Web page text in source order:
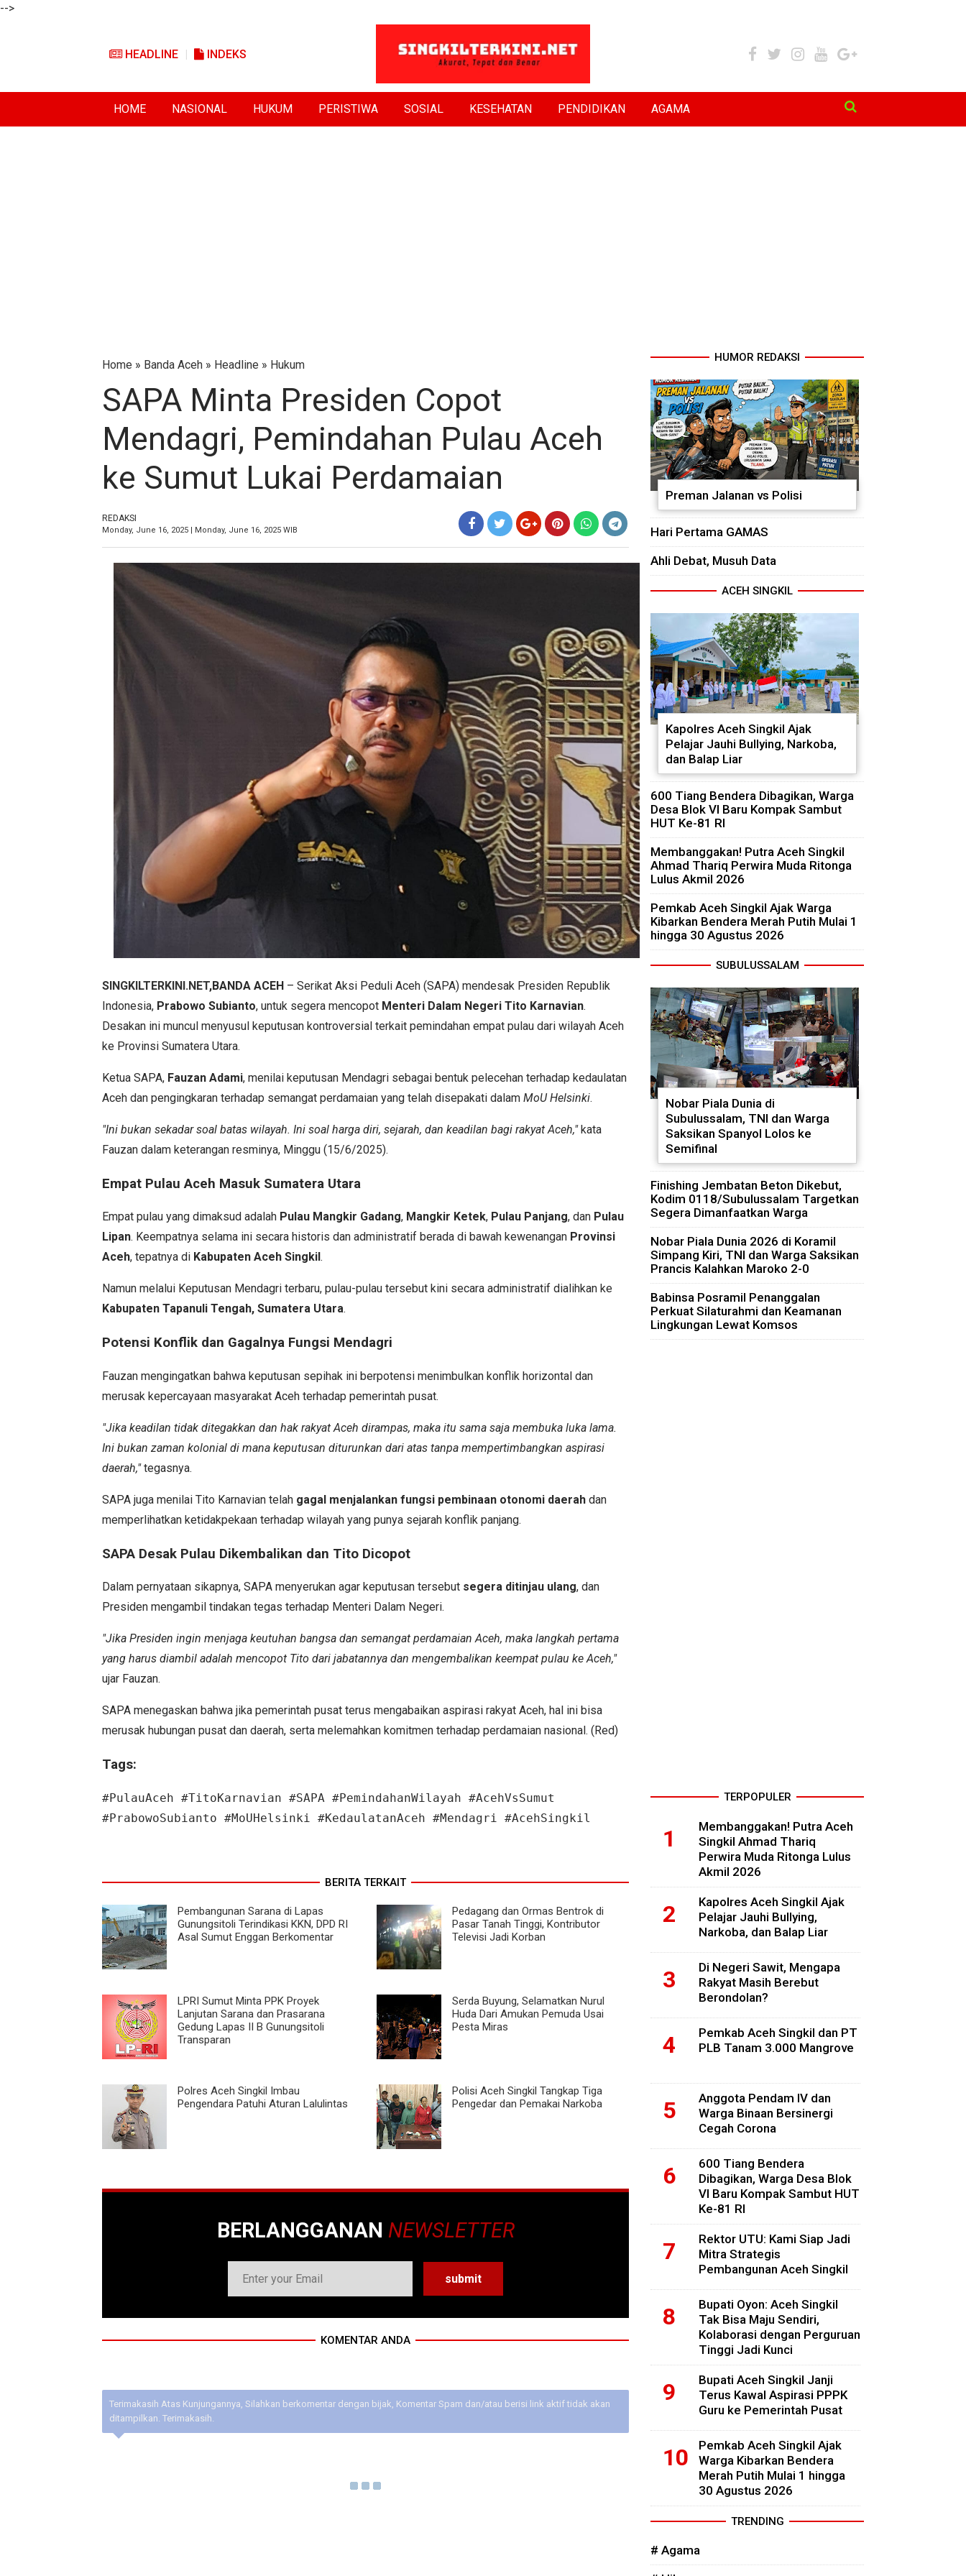
-->
HEADLINE INDEKS
HOME NASIONAL HUKUM PERISTIWA SOSIAL KESEHATAN PENDIDIKAN AGAMA
Home » Banda Aceh » ‎Headline » Hukum
SAPA Minta Presiden Copot
Mendagri, Pemindahan Pulau Aceh
ke Sumut Lukai Perdamaian
REDAKSI
Monday, June 16, 2025 | Monday, June 16, 2025 WIB
SINGKILTERKINI.NET,BANDA ACEH – Serikat Aksi Peduli Aceh (SAPA) mendesak Presiden Republik
Indonesia, Prabowo Subianto, untuk segera mencopot Menteri Dalam Negeri Tito Karnavian.
Desakan ini muncul menyusul keputusan kontroversial terkait pemindahan empat pulau dari wilayah Aceh
ke Provinsi Sumatera Utara.
Ketua SAPA, Fauzan Adami, menilai keputusan Mendagri sebagai bentuk pelecehan terhadap kedaulatan
Aceh dan pengingkaran terhadap semangat perdamaian yang telah disepakati dalam MoU Helsinki.
"Ini bukan sekadar soal batas wilayah. Ini soal harga diri, sejarah, dan keadilan bagi rakyat Aceh,"kata
Fauzan dalam keterangan resminya, Minggu (15/6/2025).
Empat Pulau Aceh Masuk Sumatera Utara
Empat pulau yang dimaksud adalah Pulau Mangkir Gadang, Mangkir Ketek, Pulau Panjang, dan Pulau
Lipan. Keempatnya selama ini secara historis dan administratif berada di bawah kewenangan Provinsi
Aceh, tepatnya di Kabupaten Aceh Singkil .
Namun melalui Keputusan Mendagri terbaru, pulau-pulau tersebut kini secara administratif dialihkan ke
Kabupaten Tapanuli Tengah, Sumatera Utara.
Potensi Konflik dan Gagalnya Fungsi Mendagri
Fauzan mengingatkan bahwa keputusan sepihak ini berpotensi menimbulkan konflik horizontal dan
merusak kepercayaan masyarakat Aceh terhadap pemerintah pusat.
"Jika keadilan tidak ditegakkan dan hak rakyat Aceh dirampas, maka itu sama saja membuka luka lama.
Ini bukan zaman kolonial di mana keputusan diturunkan dari atas tanpa mempertimbangkan aspirasi
daerah,"tegasnya.
SAPA juga menilai Tito Karnavian telah gagal menjalankan fungsi pembinaan otonomi daerah dan
memperlihatkan ketidakpekaan terhadap wilayah yang punya sejarah konflik panjang.
SAPA Desak Pulau Dikembalikan dan Tito Dicopot
Dalam pernyataan sikapnya, SAPA menyerukan agar keputusan tersebut segera ditinjau ulang, dan
Presiden mengambil tindakan tegas terhadap Menteri Dalam Negeri.
"Jika Presiden ingin menjaga keutuhan bangsa dan semangat perdamaian Aceh, maka langkah pertama
yang harus diambil adalah mencopot Tito dari jabatannya dan mengembalikan keempat pulau ke Aceh,"
ujar Fauzan.
SAPA menegaskan bahwa jika pemerintah pusat terus mengabaikan aspirasi rakyat Aceh, hal ini bisa
merusak hubungan pusat dan daerah, serta melemahkan komitmen terhadap perdamaian nasional. (Red)
Tags:
#PulauAceh #TitoKarnavian #SAPA #PemindahanWilayah #AcehVsSumut
#PrabowoSubianto #MoUHelsinki #KedaulatanAceh #Mendagri #AcehSingkil
BERITA TERKAIT
Pembangunan Sarana di Lapas
Gunungsitoli Terindikasi KKN, DPD RI
Asal Sumut Enggan Berkomentar
Pedagang dan Ormas Bentrok di
Pasar Tanah Tinggi, Kontributor
Televisi Jadi Korban
LPRI Sumut Minta PPK Proyek
Lanjutan Sarana dan Prasarana
Gedung Lapas II B Gunungsitoli
Transparan
Serda Buyung, Selamatkan Nurul
Huda Dari Amukan Pemuda Usai
Pesta Miras
Polres Aceh Singkil Imbau
Pengendara Patuhi Aturan Lalulintas
Polisi Aceh Singkil Tangkap Tiga
Pengedar dan Pemakai Narkoba
BERLANGGANAN NEWSLETTER
KOMENTAR ANDA
Terimakasih Atas Kunjungannya, Silahkan berkomentar dengan bijak, Komentar Spam dan/atau berisi link aktif tidak akan
ditampilkan. Terimakasih.
HUMOR REDAKSI
Preman Jalanan vs Polisi
Hari Pertama GAMAS
Ahli Debat, Musuh Data
ACEH SINGKIL
Kapolres Aceh Singkil Ajak
Pelajar Jauhi Bullying, Narkoba,
dan Balap Liar
600 Tiang Bendera Dibagikan, Warga
Desa Blok VI Baru Kompak Sambut
HUT Ke-81 RI
Membanggakan! Putra Aceh Singkil
Ahmad Thariq Perwira Muda Ritonga
Lulus Akmil 2026
Pemkab Aceh Singkil Ajak Warga
Kibarkan Bendera Merah Putih Mulai 1
hingga 30 Agustus 2026
SUBULUSSALAM
Nobar Piala Dunia di
Subulussalam, TNI dan Warga
Saksikan Spanyol Lolos ke
Semifinal
Finishing Jembatan Beton Dikebut,
Kodim 0118/Subulussalam Targetkan
Segera Dimanfaatkan Warga
Nobar Piala Dunia 2026 di Koramil
Simpang Kiri, TNI dan Warga Saksikan
Prancis Kalahkan Maroko 2-0
Babinsa Posramil Penanggalan
Perkuat Silaturahmi dan Keamanan
Lingkungan Lewat Komsos
TERPOPULER
Membanggakan! Putra Aceh
Singkil Ahmad Thariq
Perwira Muda Ritonga Lulus
Akmil 2026
Kapolres Aceh Singkil Ajak
Pelajar Jauhi Bullying,
Narkoba, dan Balap Liar
Di Negeri Sawit, Mengapa
Rakyat Masih Berebut
Berondolan?
Pemkab Aceh Singkil dan PT
PLB Tanam 3.000 Mangrove
Anggota Pendam IV dan
Warga Binaan Bersinergi
Cegah Corona
600 Tiang Bendera
Dibagikan, Warga Desa Blok
VI Baru Kompak Sambut HUT
Ke-81 RI
Rektor UTU: Kami Siap Jadi
Mitra Strategis
Pembangunan Aceh Singkil
Bupati Oyon: Aceh Singkil
Tak Bisa Maju Sendiri,
Kolaborasi dengan Perguruan
Tinggi Jadi Kunci
Bupati Aceh Singkil Janji
Terus Kawal Aspirasi PPPK
Guru ke Pemerintah Pusat
Pemkab Aceh Singkil Ajak
Warga Kibarkan Bendera
Merah Putih Mulai 1 hingga
30 Agustus 2026
TRENDING
# Agama